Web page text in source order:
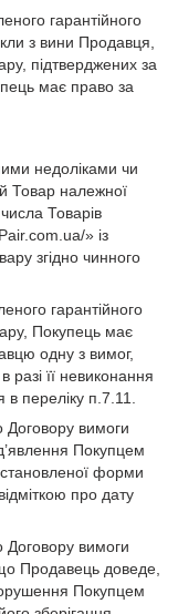
гарантійного
з вини Продавця,
підтверджених за
має право за
недоліками чи
Товар належної
Товарів
» із
згідно чинного
гарантійного
Покупець має
одну з вимог,
її невиконання
переліку п.7.11.
вимоги
Покупцем
форми
про дату
вимоги
Продавець доведе,
Покупцем